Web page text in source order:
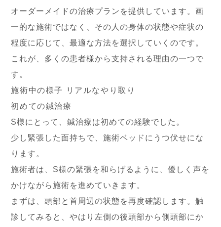
オーダーメイドの治療プランを提供しています。画
一的な施術ではなく、その人の身体の状態や症状の
程度に応じて、最適な方法を選択していくのです。
これが、多くの患者様から支持される理由の一つで
す。
施術中の様子 リアルなやり取り
初めての鍼治療
S様にとって、鍼治療は初めての経験でした。
少し緊張した面持ちで、施術ベッドにうつ伏せにな
ります。
施術者は、S様の緊張を和らげるように、優しく声を
かけながら施術を進めていきます。
まずは、頭部と首周辺の状態を再度確認します。触
診してみると、やはり左側の後頭部から側頭部にか